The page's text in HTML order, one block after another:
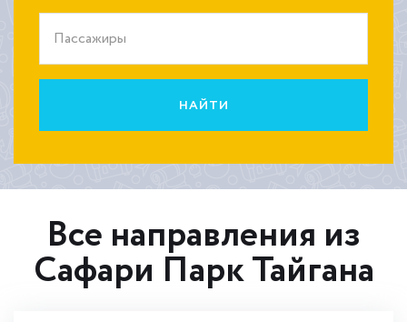
Пассажиры
НАЙТИ
Все направления из
Сафари Парк Тайгана